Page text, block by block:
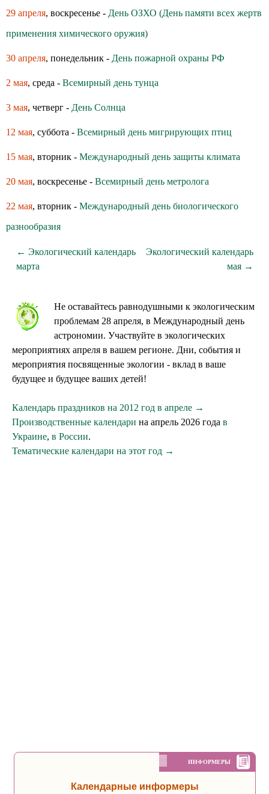
29 апреля, воскресенье - День ОЗХО (День памяти всех жертв
применения химического оружия)
30 апреля, понедельник - День пожарной охраны РФ
2 мая, среда - Всемирный день тунца
3 мая, четверг - День Солнца
12 мая, суббота - Всемирный день мигрирующих птиц
15 мая, вторник - Международный день защиты климата
20 мая, воскресенье - Всемирный день метролога
22 мая, вторник - Международный день биологического
разнообразия
← Экологический календарь
марта
Экологический календарь
мая →
Не оставайтесь равнодушными к экологическим
проблемам 28 апреля, в Международный день
астрономии. Участвуйте в экологических
мероприятиях апреля в вашем регионе. Дни, события и
мероприятия посвященные экологии - вклад в ваше
будущее и будущее ваших детей!
Календарь праздников на 2012 год в апреле →
Производственные календари на апрель 2026 года в
Украине, в России.
Тематические календари на этот год →
ИНФОРМЕРЫ
Календарные информеры